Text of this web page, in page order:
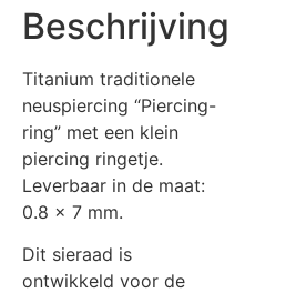
Beschrijving
Titanium traditionele
neuspiercing “Piercing-
ring” met een klein
piercing ringetje.
Leverbaar in de maat:
0.8 x 7 mm.
Dit sieraad is
ontwikkeld voor de